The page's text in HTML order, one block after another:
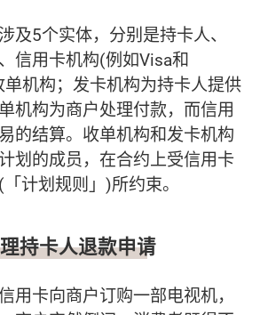
及5个实体，分别是持卡人、
信用卡机构(例如Visa和
机构；发卡机构为持卡人提供
机构为商户处理付款，而信用
的结算。收单机构和发卡机构
划的成员，在合约上受信用卡
计划规则」)所约束。
持卡人退款申请
用卡向商户订购一部电视机，